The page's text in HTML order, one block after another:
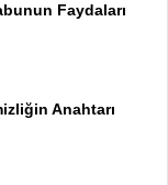
Faydaları
Anahtarı